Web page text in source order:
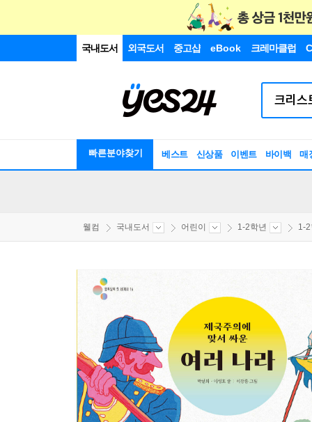
국내도서 외국도서 중고샵 eBook 크레마클럽
빠른분야찾기 베스트 신상품 이벤트 바이백 매
웰컴 국내도서 어린이 1-2학년 1-